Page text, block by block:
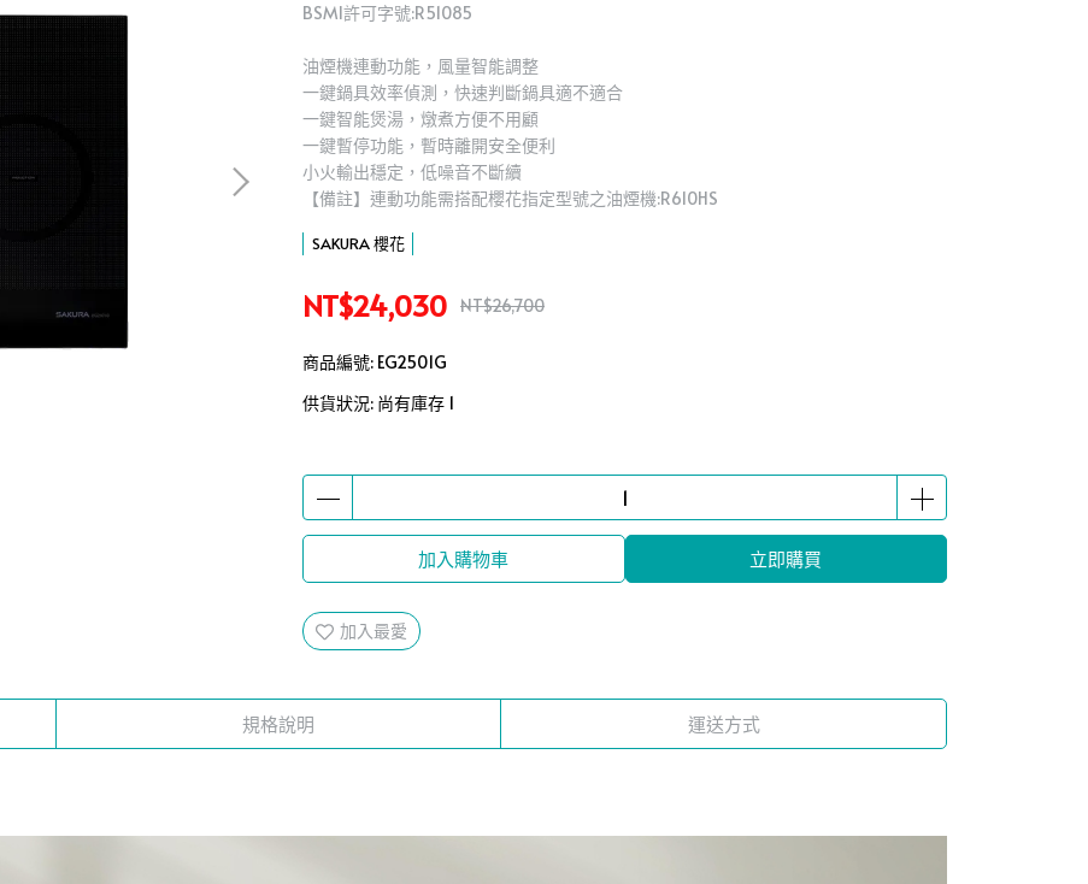
BSMI許可字號:R51085
油煙機連動功能，風量智能調整
一鍵鍋具效率偵測，快速判斷鍋具適不適合
一鍵智能煲湯，燉煮方便不用顧
一鍵暫停功能，暫時離開安全便利
小火輸出穩定，低噪音不斷續
【備註】連動功能需搭配櫻花指定型號之油煙機:R610HS
SAKURA 櫻花
NT$24,030 NT$26,700
商品編號: EG2501G
供貨狀況: 尚有庫存 1
加入購物車 立即購買
加入最愛
規格說明 運送方式